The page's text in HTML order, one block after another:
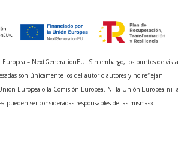
– NextGenerationEU. Sin embargo, los puntos de vista
son únicamente los del autor o autores y no reflejan
Europea o la Comisión Europea. Ni la Unión Europea ni la
pueden ser consideradas responsables de las mismas»